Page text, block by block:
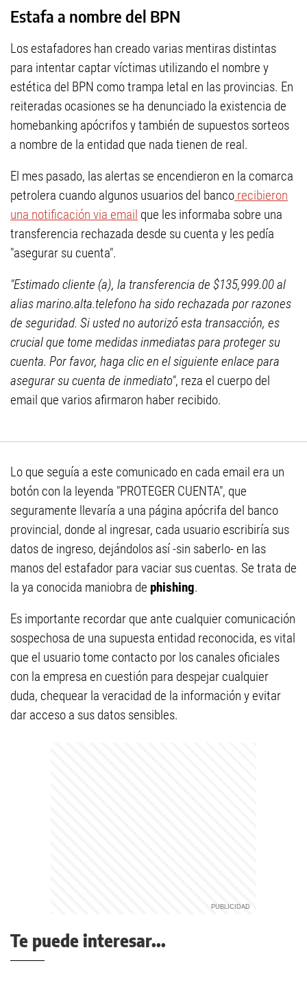
Estafa a nombre del BPN
Los estafadores han creado varias mentiras distintas
para intentar captar víctimas utilizando el nombre y
estética del BPN como trampa letal en las provincias. En
reiteradas ocasiones se ha denunciado la existencia de
homebanking apócrifos y también de supuestos sorteos
a nombre de la entidad que nada tienen de real.
El mes pasado, las alertas se encendieron en la comarca
petrolera cuando algunos usuarios del banco recibieron
una notificación via email que les informaba sobre una
transferencia rechazada desde su cuenta y les pedía
"asegurar su cuenta".
"Estimado cliente (a), la transferencia de $135,999.00 al
alias marino.alta.telefono ha sido rechazada por razones
de seguridad. Si usted no autorizó esta transacción, es
crucial que tome medidas inmediatas para proteger su
cuenta. Por favor, haga clic en el siguiente enlace para
asegurar su cuenta de inmediato", reza el cuerpo del
email que varios afirmaron haber recibido.
Lo que seguía a este comunicado en cada email era un
botón con la leyenda "PROTEGER CUENTA", que
seguramente llevaría a una página apócrifa del banco
provincial, donde al ingresar, cada usuario escribiría sus
datos de ingreso, dejándolos así -sin saberlo- en las
manos del estafador para vaciar sus cuentas. Se trata de
la ya conocida maniobra de phishing.
Es importante recordar que ante cualquier comunicación
sospechosa de una supuesta entidad reconocida, es vital
que el usuario tome contacto por los canales oficiales
con la empresa en cuestión para despejar cualquier
duda, chequear la veracidad de la información y evitar
dar acceso a sus datos sensibles.
Te puede interesar...